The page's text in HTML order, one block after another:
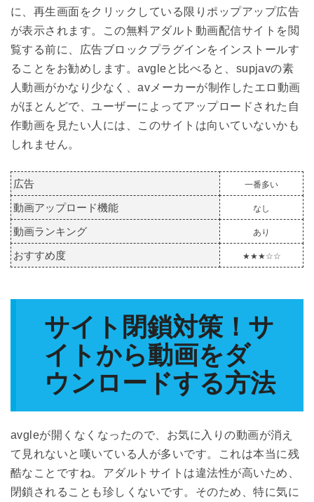
に、再生画面をクリックしている限りポップアップ広告
が表示されます。この無料アダルト動画配信サイトを閲
覧する前に、広告ブロックプラグインをインストールす
ることをお勧めします。avgleと比べると、supjavの素
人動画がかなり少なく、avメーカーが制作したエロ動画
がほとんどで、ユーザーによってアップロードされた自
作動画を見たい人には、このサイトは向いていないかも
しれません。
広告 一番多い
動画アップロード機能 なし
動画ランキング あり
おすすめ度 ★★★☆☆
サイト閉鎖対策！サ
イトから動画をダ
ウンロードする方法
avgleが開くなくなったので、お気に入りの動画が消え
て見れないと嘆いている人が多いです。これは本当に残
酷なことですね。アダルトサイトは違法性が高いため、
閉鎖されることも珍しくないです。そのため、特に気に